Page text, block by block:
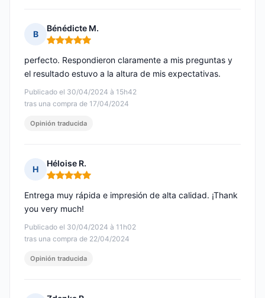
B
Bénédicte M.
Nota: 5 de 5
Publicado el 30/04/2024 à 15h42
tras una compra de 17/04/2024
perfecto. Respondieron claramente a mis preguntas y
el resultado estuvo a la altura de mis expectativas.
Opinión traducida
H
Héloise R.
Nota: 5 de 5
Publicado el 30/04/2024 à 11h02
tras una compra de 22/04/2024
Entrega muy rápida e impresión de alta calidad. ¡Thank
you very much!
Opinión traducida